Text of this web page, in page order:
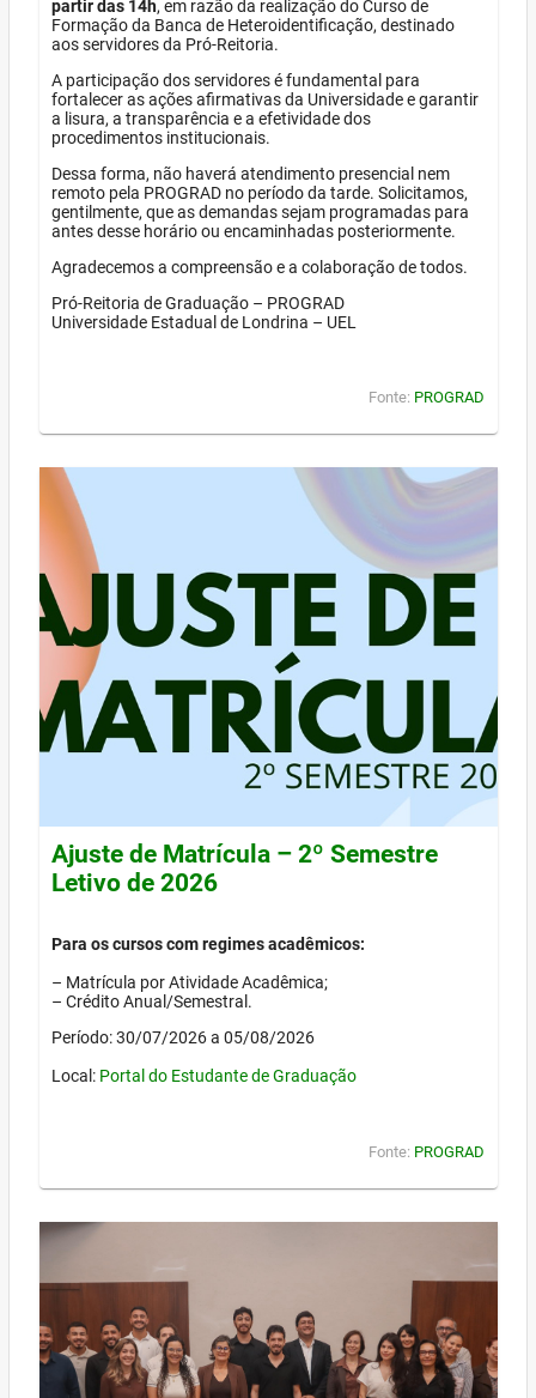
partir das 14h, em razão da realização do Curso de
Formação da Banca de Heteroidentificação, destinado
aos servidores da Pró-Reitoria.
A participação dos servidores é fundamental para
fortalecer as ações afirmativas da Universidade e garantir
a lisura, a transparência e a efetividade dos
procedimentos institucionais.
Dessa forma, não haverá atendimento presencial nem
remoto pela PROGRAD no período da tarde. Solicitamos,
gentilmente, que as demandas sejam programadas para
antes desse horário ou encaminhadas posteriormente.
Agradecemos a compreensão e a colaboração de todos.
Pró-Reitoria de Graduação – PROGRAD
Universidade Estadual de Londrina – UEL
Fonte: PROGRAD
Ajuste de Matrícula – 2º Semestre
Letivo de 2026
Para os cursos com regimes acadêmicos:
– Matrícula por Atividade Acadêmica;
– Crédito Anual/Semestral.
Período: 30/07/2026 a 05/08/2026
Local: Portal do Estudante de Graduação
Fonte: PROGRAD